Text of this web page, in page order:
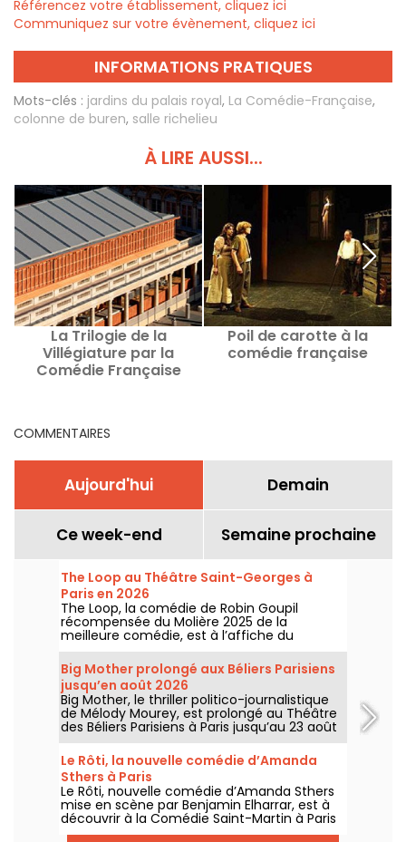
Référencez votre établissement, cliquez ici
Communiquez sur votre évènement, cliquez ici
INFORMATIONS PRATIQUES
Mots-clés : jardins du palais royal, La Comédie-Française,
colonne de buren, salle richelieu
À LIRE AUSSI...
La Trilogie de la
Villégiature par la
Comédie Française
Poil de carotte à la
comédie française
COMMENTAIRES
Aujourd'hui Demain
Ce week-end Semaine prochaine
The Loop au Théâtre Saint-Georges à
Paris en 2026
The Loop, la comédie de Robin Goupil
récompensée du Molière 2025 de la
meilleure comédie, est à l’affiche du
Théâtre Saint-Georges à Paris jusqu’au 15
novembre 2026.
Big Mother prolongé aux Béliers Parisiens
jusqu’en août 2026
Big Mother, le thriller politico-journalistique
de Mélody Mourey, est prolongé au Théâtre
des Béliers Parisiens à Paris jusqu’au 23 août
2026, avec des représentations du mardi au
dimanche.
Le Rôti, la nouvelle comédie d’Amanda
Sthers à Paris
Le Rôti, nouvelle comédie d’Amanda Sthers
mise en scène par Benjamin Elharrar, est à
découvrir à la Comédie Saint-Martin à Paris
jusqu’au 15 octobre 2026.